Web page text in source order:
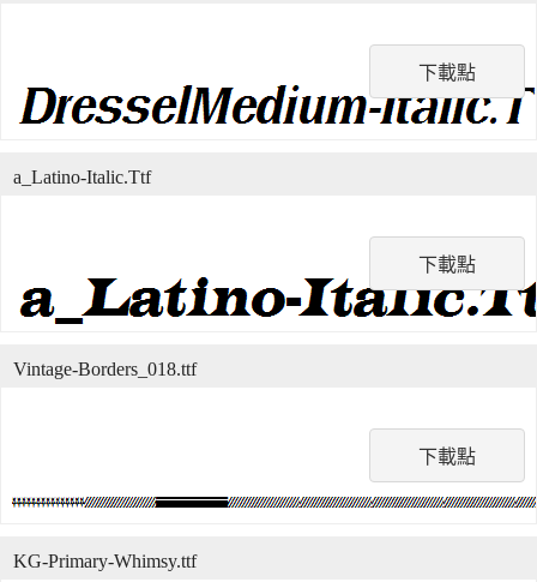
下載點
下載點
a_Latino-Italic.Ttf
下載點
Vintage-Borders_018.ttf
KG-Primary-Whimsy.ttf